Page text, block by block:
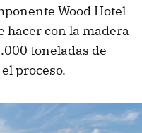
Wood Hotel
hacer con la madera
toneladas de
proceso.